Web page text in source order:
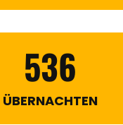
536
ÜBERNACHTEN